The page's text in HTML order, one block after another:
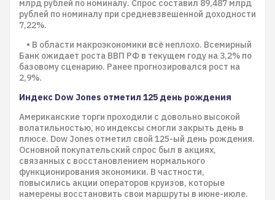
млрд рублей по номиналу. Спрос составил 89,487 млрд
рублей по номиналу при средневзвешенной доходности
7,22%.
• В области макроэкономики всё неплохо. Всемирный
Банк ожидает роста ВВП РФ в текущем году на 3,2% по
базовому сценарию. Ранее прогнозировался рост на
2,9%.
Индекс Dow Jones отметил 125 день рождения
Американские торги проходили с довольно высокой
волатильностью, но индексы смогли закрыть день в
плюсе. Dow Jones отметил свой 125-ый день рождения.
Основной покупательский спрос был в акциях,
связанных с восстановлением нормального
функционирования экономики. В частности,
повысились акции операторов круизов, которые
намерены восстановить свои маршруты в июне-июле.